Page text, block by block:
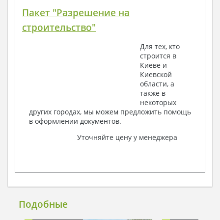
Пакет "Разрешение на
строительство"
Для тех, кто
строится в
Киеве и
Киевской
области, а
также в
некоторых
других городах, мы можем предложить помощь
в оформлении документов.
Уточняйте цену у менеджера
Подобные